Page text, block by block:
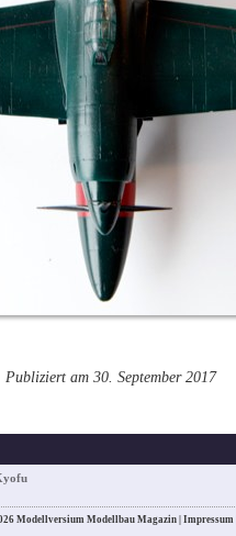
Publiziert am 30. September 2017
Modellversium Modellbau Magazin | Impressum|